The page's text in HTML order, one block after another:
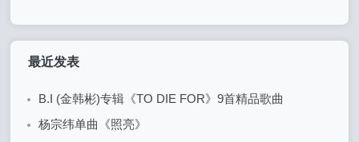
最近发表
B.I (金韩彬)专辑《TO DIE FOR》9首精品歌曲
杨宗纬单曲《照亮》